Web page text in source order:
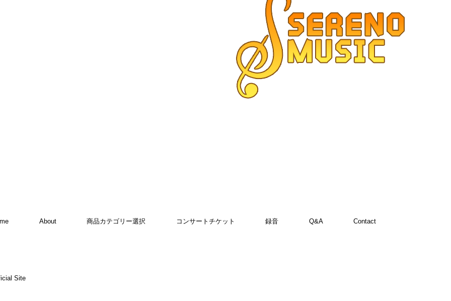
About 商品カテゴリー選択 コンサートチケット 録音 Q&A Contact
Site